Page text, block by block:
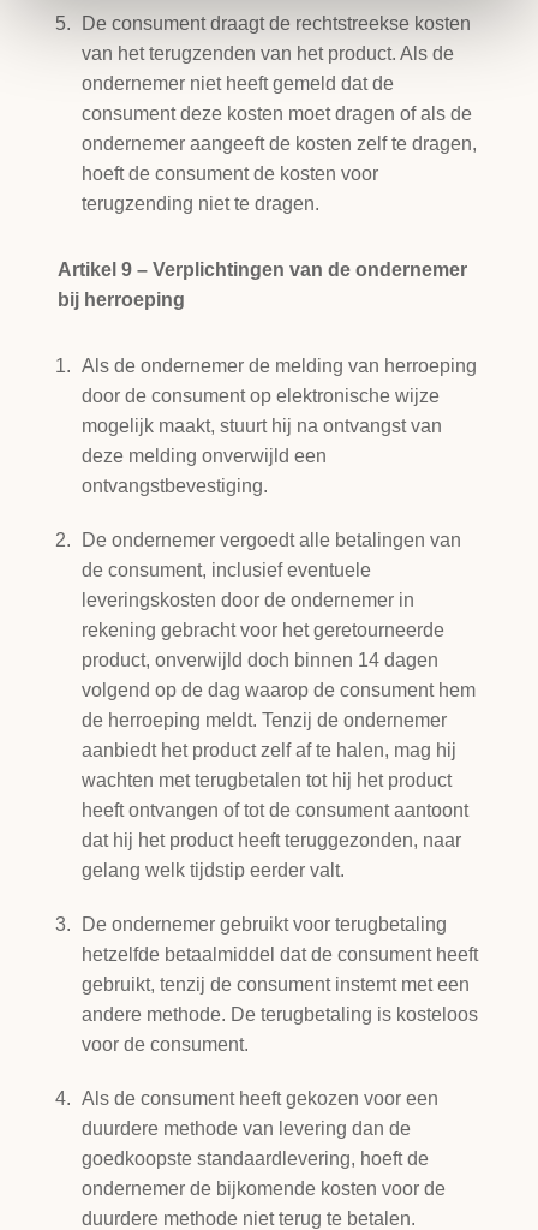
De consument draagt de rechtstreekse kosten
van het terugzenden van het product. Als de
ondernemer niet heeft gemeld dat de
consument deze kosten moet dragen of als de
ondernemer aangeeft de kosten zelf te dragen,
hoeft de consument de kosten voor
terugzending niet te dragen.
Artikel 9 – Verplichtingen van de ondernemer
bij herroeping
Als de ondernemer de melding van herroeping
door de consument op elektronische wijze
mogelijk maakt, stuurt hij na ontvangst van
deze melding onverwijld een
ontvangstbevestiging.
De ondernemer vergoedt alle betalingen van
de consument, inclusief eventuele
leveringskosten door de ondernemer in
rekening gebracht voor het geretourneerde
product, onverwijld doch binnen 14 dagen
volgend op de dag waarop de consument hem
de herroeping meldt. Tenzij de ondernemer
aanbiedt het product zelf af te halen, mag hij
wachten met terugbetalen tot hij het product
heeft ontvangen of tot de consument aantoont
dat hij het product heeft teruggezonden, naar
gelang welk tijdstip eerder valt.
De ondernemer gebruikt voor terugbetaling
hetzelfde betaalmiddel dat de consument heeft
gebruikt, tenzij de consument instemt met een
andere methode. De terugbetaling is kosteloos
voor de consument.
Als de consument heeft gekozen voor een
duurdere methode van levering dan de
goedkoopste standaardlevering, hoeft de
ondernemer de bijkomende kosten voor de
duurdere methode niet terug te betalen.